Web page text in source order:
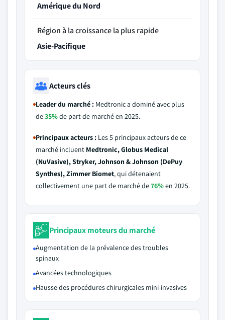
Amérique du Nord
Région à la croissance la plus rapide
Asie-Pacifique
Acteurs clés
Leader du marché : Medtronic a dominé avec plus
de35%de part de marché en 2025.
Principaux acteurs : Les 5 principaux acteurs de ce
marché incluent Medtronic, Globus Medical
(NuVasive), Stryker, Johnson & Johnson (DePuy
Synthes), Zimmer Biomet, qui détenaient
collectivement une part de marché de76%en 2025.
Principaux moteurs du marché
Augmentation de la prévalence des troubles
spinaux
Avancées technologiques
Hausse des procédures chirurgicales mini-invasives